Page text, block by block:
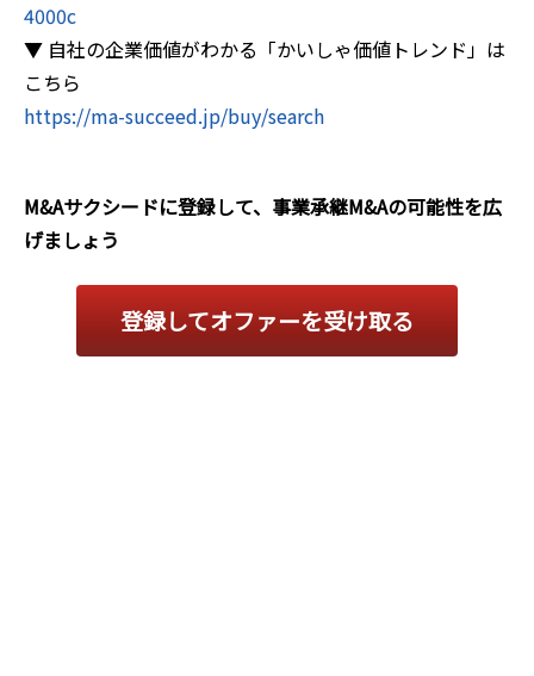
4000c
▼ 自社の企業価値がわかる「かいしゃ価値トレンド」は
こちら
https://ma-succeed.jp/buy/search
M&Aサクシードに登録して、事業承継M&Aの可能性を広
げましょう
登録してオファーを受け取る